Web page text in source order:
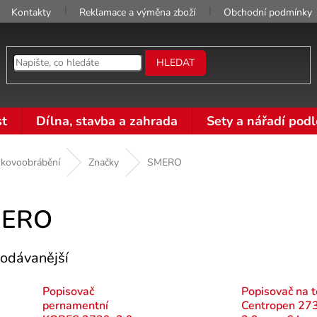
Kontakty Reklamace a výměna zboží Obchodní podmínky
HLEDAT
Dílna, stavba a zahrada Sety a nářadí
Značky SMERO
Popisovač
pernamentní
Popisovač na
Centropen